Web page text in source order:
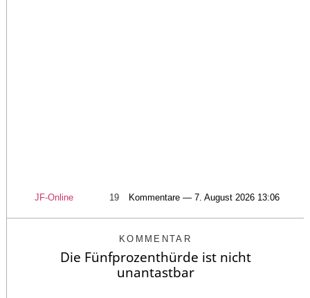
JF-Online 19 Kommentare — 7. August 2026 13:06
KOMMENTAR
Die Fünfprozenthürde ist nicht
unantastbar